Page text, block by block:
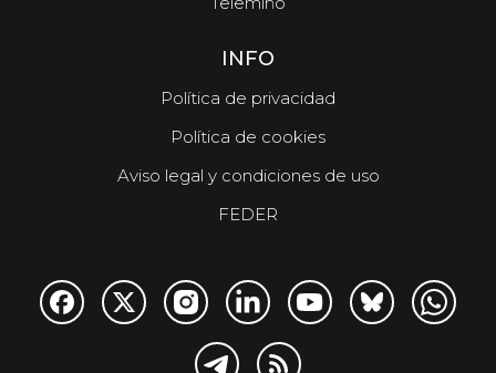
INFO
Política de privacidad
Política de cookies
Aviso legal y condiciones de uso
FEDER